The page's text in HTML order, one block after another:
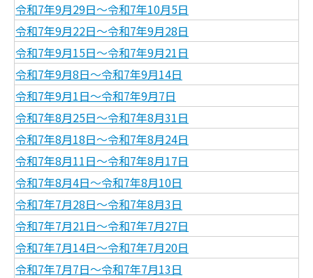
令和7年9月29日～令和7年10月5日
令和7年9月22日～令和7年9月28日
令和7年9月15日～令和7年9月21日
令和7年9月8日～令和7年9月14日
令和7年9月1日～令和7年9月7日
令和7年8月25日～令和7年8月31日
令和7年8月18日～令和7年8月24日
令和7年8月11日～令和7年8月17日
令和7年8月4日～令和7年8月10日
令和7年7月28日～令和7年8月3日
令和7年7月21日～令和7年7月27日
令和7年7月14日～令和7年7月20日
令和7年7月7日～令和7年7月13日